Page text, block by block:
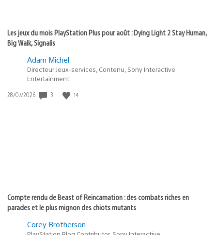
Les jeux du mois PlayStation Plus pour août : Dying Light 2 Stay Human,
Big Walk, Signalis
Adam Michel
Directeur Jeux-services, Contenu, Sony Interactive
Entertainment
Date
28/07/2026 3 14
Compte rendu de Beast of Reincarnation : des combats riches en
parades et le plus mignon des chiots mutants
Corey Brotherson